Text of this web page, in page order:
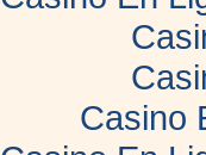
Casino